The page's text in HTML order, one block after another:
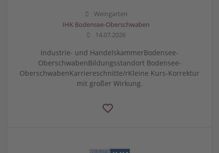
Weingarten
IHK Bodensee-Oberschwaben
14.07.2026
Industrie- und HandelskammerBodensee-
OberschwabenBildungsstandort Bodensee-
OberschwabenKarriereschnitte/rKleine Kurs-Korrektur
mit großer Wirkung.